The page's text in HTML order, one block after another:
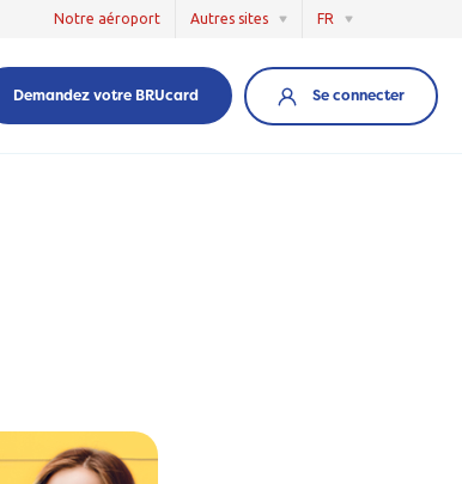
Notre aéroport Autres sites FR
Demandez votre BRUcard Se connecter